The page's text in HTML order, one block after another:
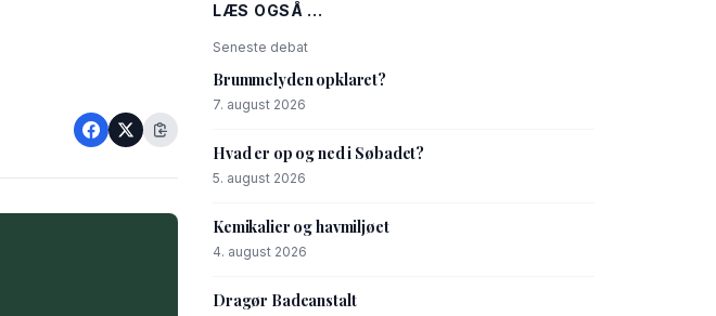
LÆS OGSÅ ...
Seneste debat
Brummelyden opklaret?
7. august 2026
Hvad er op og ned i Søbadet?
5. august 2026
Kemikalier og havmiljøet
4. august 2026
Dragør Badeanstalt